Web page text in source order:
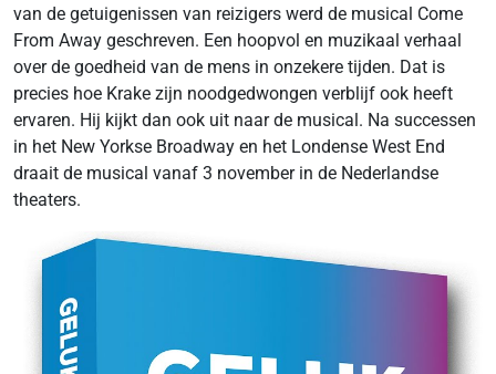
van de getuigenissen van reizigers werd de musical Come
From Away geschreven. Een hoopvol en muzikaal verhaal
over de goedheid van de mens in onzekere tijden. Dat is
precies hoe Krake zijn noodgedwongen verblijf ook heeft
ervaren. Hij kijkt dan ook uit naar de musical. Na successen
in het New Yorkse Broadway en het Londense West End
draait de musical vanaf 3 november in de Nederlandse
theaters.